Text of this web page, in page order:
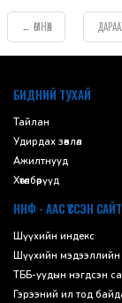
← ӨМНӨХ
БИДНИЙ ТУХАЙ
Тайлан
Удирдах зөвлөл
Ажилтнууд
Хөтөлбөрүүд
ННФ - ААС ҮҮССЭН
Шүүхийн индекс
Шүүхийн мэдээллийн
ТББ-уудын нэгдсэн
Гэрээний ил тод